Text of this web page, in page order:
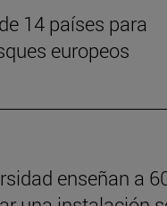
14 países para
europeos
enseñan a